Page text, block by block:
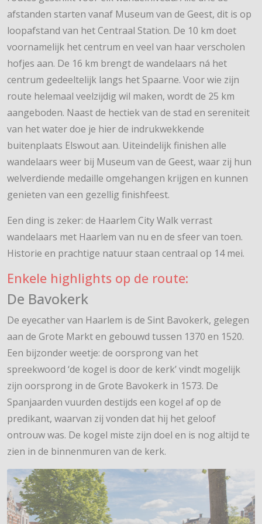
afstanden starten vanaf Museum van de Geest, dit is op
loopafstand van het Centraal Station. De 10 km doet
voornamelijk het centrum en veel van haar verscholen
hofjes aan. De 16 km brengt de wandelaars ná het
centrum gedeeltelijk langs het Spaarne. Voor wie zijn
route helemaal veelzijdig wil maken, wordt de 25 km
aangeboden. Naast de hectiek van de stad en sereniteit
van het water doe je hier de indrukwekkende
buitenplaats Elswout aan. Uiteindelijk finishen alle
wandelaars weer bij Museum van de Geest, waar zij hun
welverdiende medaille omgehangen krijgen en kunnen
genieten van een gezellig finishfeest.
Een ding is zeker: de Haarlem City Walk verrast
wandelaars met Haarlem van nu en de sfeer van toen.
Historie en prachtige natuur staan centraal op 14 mei.
Enkele highlights op de route:
De Bavokerk
De eyecather van Haarlem is de Sint Bavokerk, gelegen
aan de Grote Markt en gebouwd tussen 1370 en 1520.
Een bijzonder weetje: de oorsprong van het
spreekwoord ‘de kogel is door de kerk’ vindt mogelijk
zijn oorsprong in de Grote Bavokerk in 1573. De
Spanjaarden vuurden destijds een kogel af op de
predikant, waarvan zij vonden dat hij het geloof
ontrouw was. De kogel miste zijn doel en is nog altijd te
zien in de binnenmuren van de kerk.